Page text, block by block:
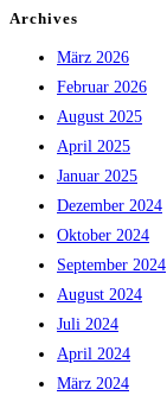
Archives
März 2026
Februar 2026
August 2025
April 2025
Januar 2025
Dezember 2024
Oktober 2024
September 2024
August 2024
Juli 2024
April 2024
März 2024